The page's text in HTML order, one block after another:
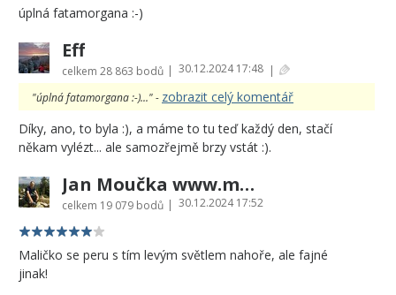
úplná fatamorgana :-)
Eff
celkem 28 863 bodů | 30.12.2024 17:48 |
"úplná fatamorgana :-)..." - zobrazit celý komentář
Díky, ano, to byla :), a máme to tu teď každý den, stačí
někam vylézt... ale samozřejmě brzy vstát :).
Jan Moučka www.moucka.cz
celkem 19 079 bodů | 30.12.2024 17:52
Maličko se peru s tím levým světlem nahoře, ale fajné
jinak!